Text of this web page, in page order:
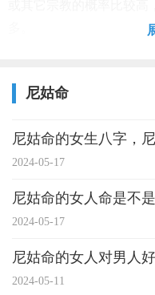
尼姑命
尼姑命的女生八字，
2024-05-17
尼姑命的女人命是不
2024-05-17
尼姑命的女人对男人
2024-05-11